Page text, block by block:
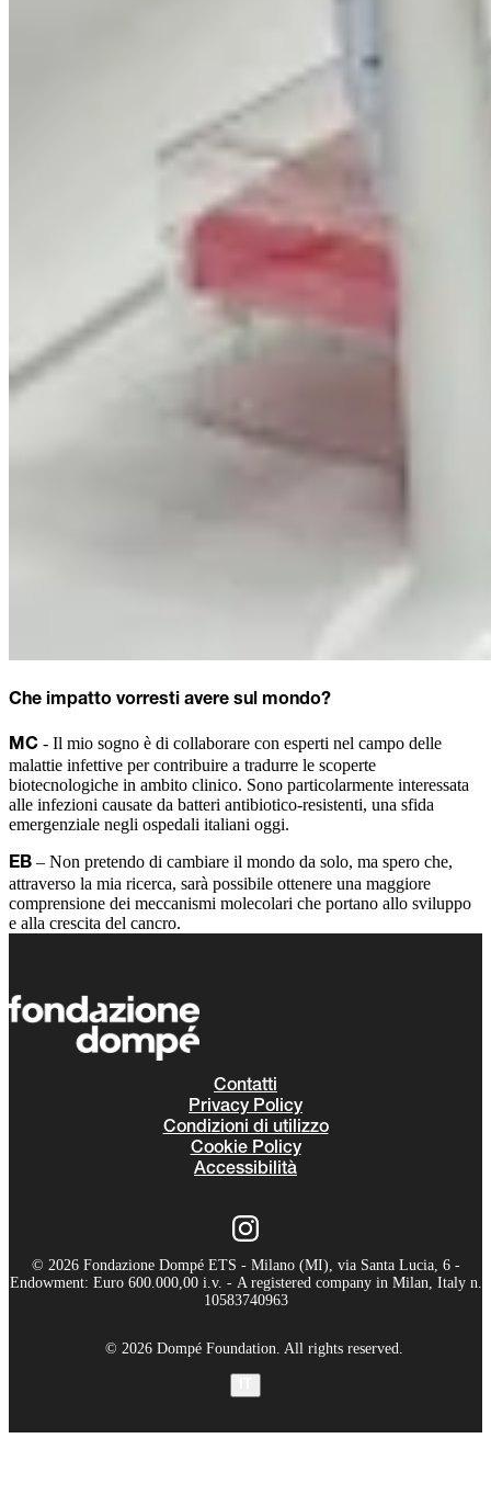
Che impatto vorresti avere sul mondo?
MC - Il mio sogno è di collaborare con esperti nel campo delle
malattie infettive per contribuire a tradurre le scoperte
biotecnologiche in ambito clinico. Sono particolarmente interessata
alle infezioni causate da batteri antibiotico-resistenti, una sfida
emergenziale negli ospedali italiani oggi.
EB – Non pretendo di cambiare il mondo da solo, ma spero che,
attraverso la mia ricerca, sarà possibile ottenere una maggiore
comprensione dei meccanismi molecolari che portano allo sviluppo
e alla crescita del cancro.
Contatti
Privacy Policy
Condizioni di utilizzo
Cookie Policy
Accessibilità
© 2026 Fondazione Dompé ETS - Milano (MI), via Santa Lucia, 6 -
Endowment: Euro 600.000,00 i.v. - A registered company in Milan, Italy n.
10583740963
© 2026 Dompé Foundation. All rights reserved.